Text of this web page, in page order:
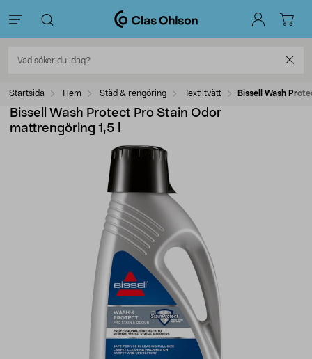
Startsida Hem Städ & rengöring Textiltvätt Bissell Wash
Bissell Wash Protect Pro Stain Odor
mattrengöring 1,5 l